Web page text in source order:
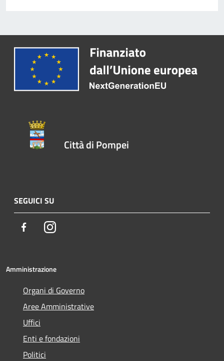
Città di Pompei
SEGUICI SU
FacebookInstagram
Amministrazione
Organi di Governo
Aree Amministrative
Uffici
Enti e fondazioni
Politici